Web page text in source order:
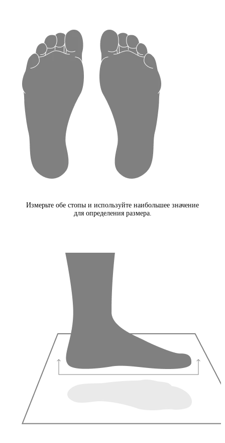
Измерьте обе стопы и используйте наибольшее значение
для определения размера.